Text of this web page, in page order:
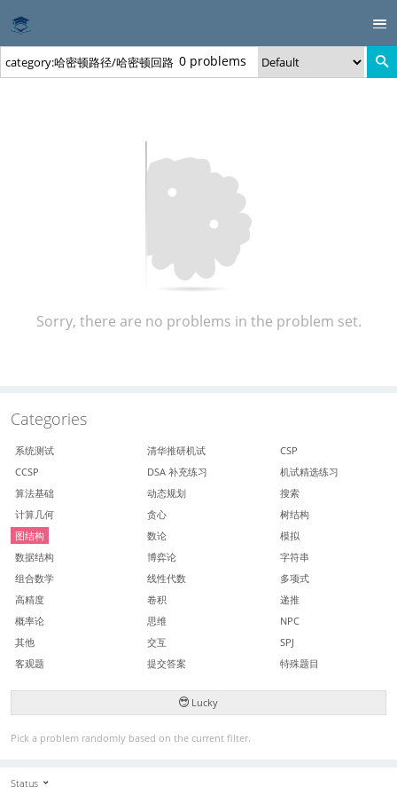
0 problems
Sorry, there are no problems in the problem set.
Categories
系统测试 清华推研机试
CSP
CCSP
DSA 补充练习
机试精选练习
算法基础
动态规划
搜索
计算几何
贪心
树结构
图结构
数论
模拟
数据结构
博弈论
字符串
组合数学
线性代数
多项式
高精度
卷积
递推
概率论
思维
NPC
其他
交互
SPJ
客观题
提交答案 特殊题目
Lucky
Pick a problem randomly based on the current filter.
Status